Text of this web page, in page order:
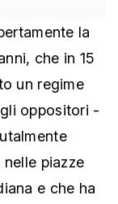
la
che in 15
un regime
oppositori -
piazze
e che ha